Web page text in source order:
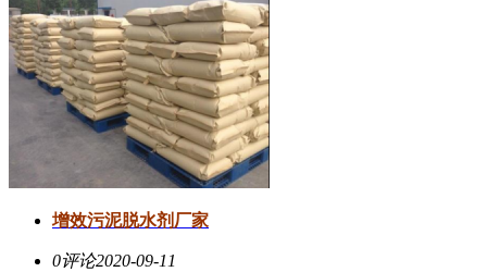
增效污泥脱水剂厂家
0评论2020-09-11